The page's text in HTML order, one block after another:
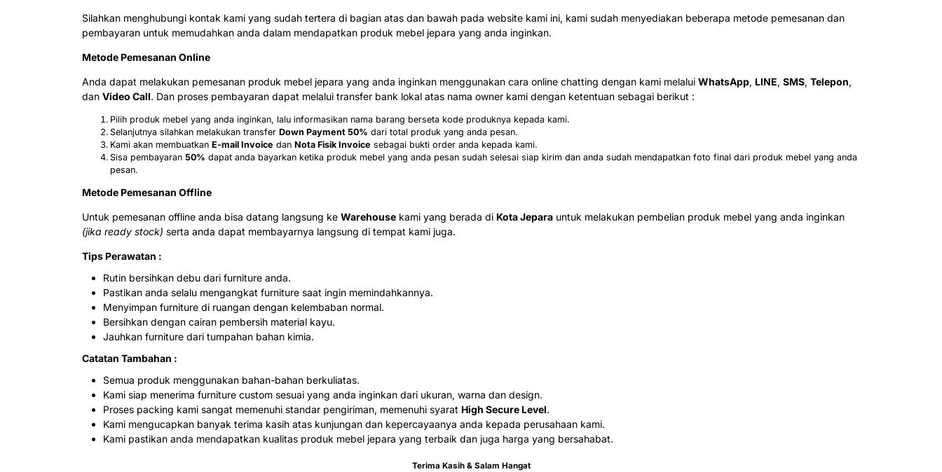
Silahkan menghubungi kontak kami yang sudah tertera di bagian atas dan bawah pada website kami ini, kami sudah menyediakan beberapa metode pemesanan dan
pembayaran untuk memudahkan anda dalam mendapatkan produk mebel jepara yang anda inginkan.
Metode Pemesanan Online
Anda dapat melakukan pemesanan produk mebel jepara yang anda inginkan menggunakan cara online chatting dengan kami melalui WhatsApp, LINE, SMS, Telepon,
dan Video Call. Dan proses pembayaran dapat melalui transfer bank lokal atas nama owner kami dengan ketentuan sebagai berikut :
Pilih produk mebel yang anda inginkan, lalu informasikan nama barang berseta kode produknya kepada kami.
Selanjutnya silahkan melakukan transfer Down Payment 50% dari total produk yang anda pesan.
Kami akan membuatkan E-mail Invoice dan Nota Fisik Invoice sebagai bukti order anda kepada kami.
Sisa pembayaran 50% dapat anda bayarkan ketika produk mebel yang anda pesan sudah selesai siap kirim dan anda sudah mendapatkan foto final dari produk mebel yang anda
pesan.
Metode Pemesanan Offline
Untuk pemesanan offline anda bisa datang langsung ke Warehouse kami yang berada di Kota Jepara untuk melakukan pembelian produk mebel yang anda inginkan
(jika ready stock) serta anda dapat membayarnya langsung di tempat kami juga.
Tips Perawatan :
Rutin bersihkan debu dari furniture anda.
Pastikan anda selalu mengangkat furniture saat ingin memindahkannya.
Menyimpan furniture di ruangan dengan kelembaban normal.
Bersihkan dengan cairan pembersih material kayu.
Jauhkan furniture dari tumpahan bahan kimia.
Catatan Tambahan :
Semua produk menggunakan bahan-bahan berkuliatas.
Kami siap menerima furniture custom sesuai yang anda inginkan dari ukuran, warna dan design.
Proses packing kami sangat memenuhi standar pengiriman, memenuhi syarat High Secure Level.
Kami mengucapkan banyak terima kasih atas kunjungan dan kepercayaanya anda kepada perusahaan kami.
Kami pastikan anda mendapatkan kualitas produk mebel jepara yang terbaik dan juga harga yang bersahabat.
Terima Kasih & Salam Hangat